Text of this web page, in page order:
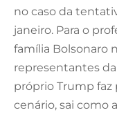
no caso da
janeiro. Para o
família Bolsonaro
representantes
próprio Trump faz
cenário, sai como